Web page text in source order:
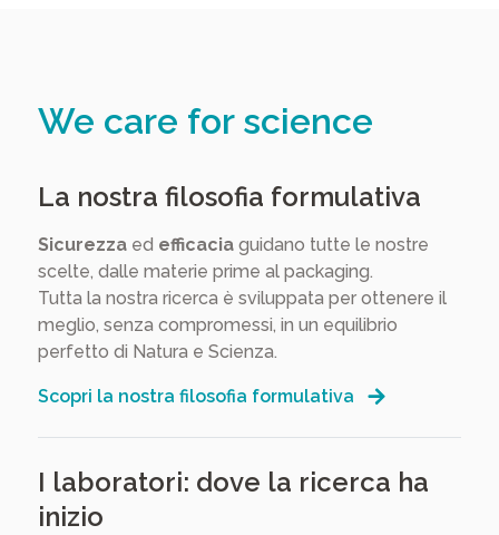
We care for science
La nostra filosofia formulativa
Sicurezza ed efficacia guidano tutte le nostre
scelte, dalle materie prime al packaging.
Tutta la nostra ricerca è sviluppata per ottenere il
meglio, senza compromessi, in un equilibrio
perfetto di Natura e Scienza.
Scopri la nostra filosofia formulativa
I laboratori: dove la ricerca ha
inizio